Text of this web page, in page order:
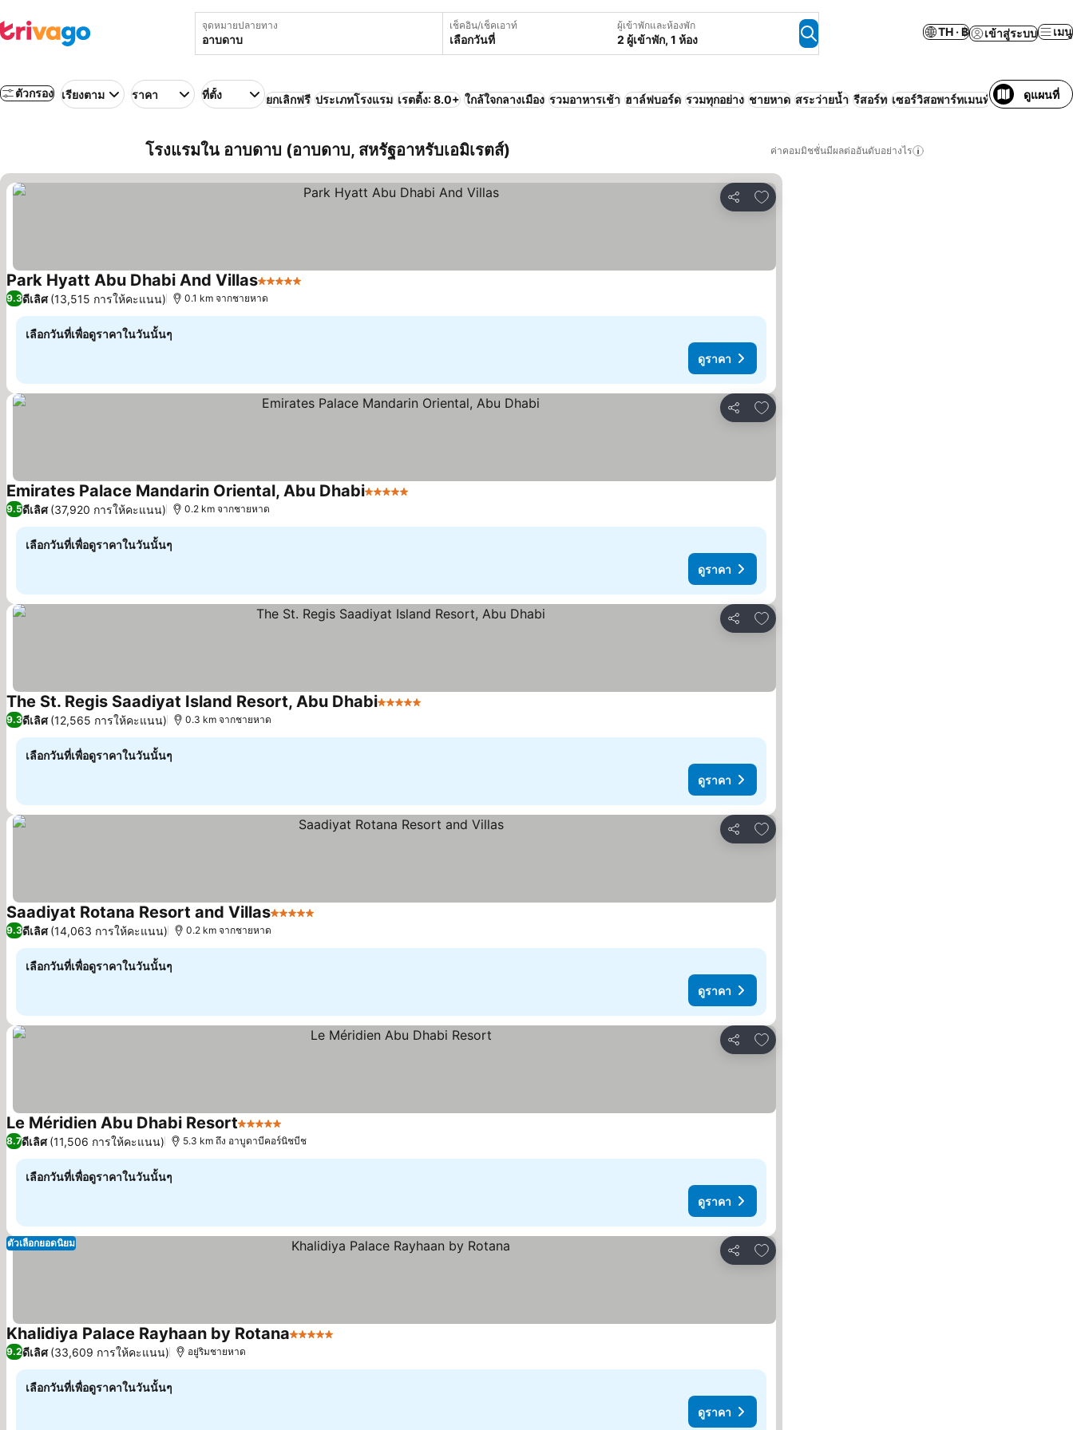
จุดหมายปลายทาง เช็คอิน/เช็คเอาท์
เลือกวันที่
ผู้เข้าพักและห้องพัก
2 ผู้เข้าพัก, 1 ห้อง
TH · ฿ เข้าสู่ระบบ เมนู
ตัวกรอง เรียงตาม ราคา ที่ตั้ง ยกเลิกฟรี ประเภทโรงแรม เรตติ้ง: 8.0+ ใกล้ใจกลางเมือง รวมอาหารเช้า ฮาล์ฟบอร์ด รวมทุกอย่าง ชายหาด สระว่ายน้ำ รีสอร์ท เซอร์วิสอพาร์ทเมนท์ ครอบครัวดูแผนที่
โรงแรมใน อาบดาบ (อาบดาบ, สหรัฐอาหรับเอมิเรตส์) ค่าคอมมิชชั่นมีผลต่ออันดับอย่างไร
แชร์
เพิ่มในรายการโปรด
Park Hyatt Abu Dhabi And Villas5 ดาว
9.3ดีเลิศ (13,515 การให้คะแนน) 0.1 km จากชายหาด
เลือกวันที่เพื่อดูราคาในวันนั้นๆ
ดูราคา
แชร์
เพิ่มในรายการโปรด
Emirates Palace Mandarin Oriental, Abu Dhabi5 ดาว
9.5ดีเลิศ (37,920 การให้คะแนน) 0.2 km จากชายหาด
เลือกวันที่เพื่อดูราคาในวันนั้นๆ
ดูราคา
แชร์
เพิ่มในรายการโปรด
The St. Regis Saadiyat Island Resort, Abu Dhabi5 ดาว
9.3ดีเลิศ (12,565 การให้คะแนน) 0.3 km จากชายหาด
เลือกวันที่เพื่อดูราคาในวันนั้นๆ
ดูราคา
แชร์
เพิ่มในรายการโปรด
Saadiyat Rotana Resort and Villas5 ดาว
9.3ดีเลิศ (14,063 การให้คะแนน) 0.2 km จากชายหาด
เลือกวันที่เพื่อดูราคาในวันนั้นๆ
ดูราคา
แชร์
เพิ่มในรายการโปรด
Le Méridien Abu Dhabi Resort5 ดาว
8.7ดีเลิศ (11,506 การให้คะแนน) 5.3 km ถึง อาบูดาบีคอร์นิชบีช
เลือกวันที่เพื่อดูราคาในวันนั้นๆ
ดูราคา
แชร์
เพิ่มในรายการโปรด
ตัวเลือกยอดนิยม
Khalidiya Palace Rayhaan by Rotana5 ดาว
9.2ดีเลิศ (33,609 การให้คะแนน) อยู่ริมชายหาด
เลือกวันที่เพื่อดูราคาในวันนั้นๆ
ดูราคา